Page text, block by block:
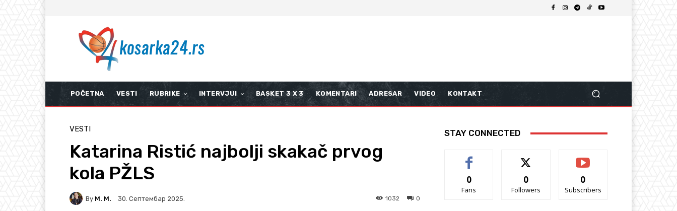
POČETNA VESTI RUBRIKE INTERVJUI BASKET 3 X 3 KOMENTARI ADRESAR VIDEO KONTAKT
VESTI
Katarina Ristić najbolji skakač prvog
kola PŽLS
By M. M. 30. Септембар 2025. 0
1032
STAY CONNECTED
0
Fans
0
Followers
0
Subscribers